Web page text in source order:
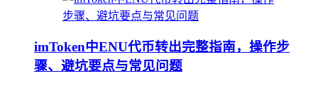
imToken中ENU代币转出完整指南，操作步
骤、避坑要点与常见问题